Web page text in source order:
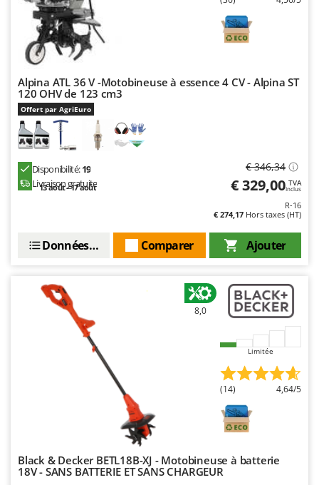
New O.M.R.A.
Nilfisk
Ninja
Novital
NuAir
NuovaFac
O
Officine Savioli
OMA
Ompagrill
Ooni
Oriental Koshin
Outdoorchef
Paterlini
Philips
Alpina ATL 36 V -Motobineuse à essence 4 CV - Alpina ST
120 OHV de 123 cm3
Offert par AgriEuro
Disponibilité:19
Livraison gratuite
13 août - 17 août
€ 346,34
€ 329,00 TVA
Inclus
R-16
€ 274,17 Hors taxes (HT)
Ajouter
Comparer
Données techniques
8,0
Limitée
(14) 4,64/5
Black & Decker BETL18B-XJ - Motobineuse à batterie
18V - SANS BATTERIE ET SANS CHARGEUR